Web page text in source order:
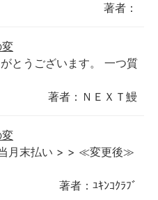
著者：
とうございます。 一つ質
著者：ＮＥＸＴ鰻
月末払い > > ≪変更後≫
著者：ﾕｷﾝｺｸﾗﾌﾞ